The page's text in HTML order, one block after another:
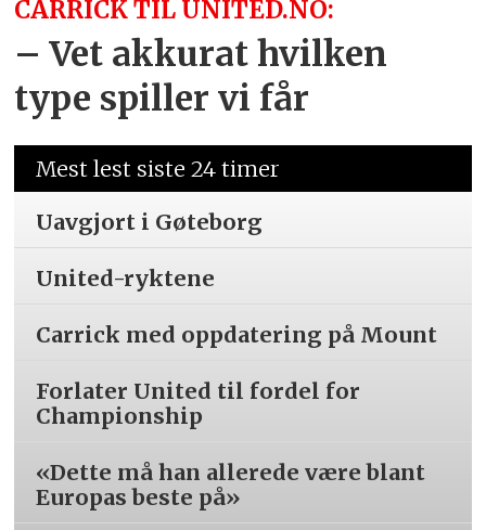
CARRICK TIL UNITED.NO:
– Vet akkurat hvilken
type spiller vi får
Mest lest siste 24 timer
Uavgjort i Gøteborg
United-ryktene
Carrick med oppdatering på Mount
Forlater United til fordel for
Championship
«Dette må han allerede være blant
Europas beste på»